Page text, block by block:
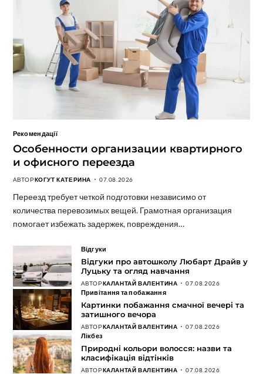
Рекомендації
Особенности организации квартирного
и офисного переезда
АВТОРКОГУТ КАТЕРИНА 07.08.2026
Переезд требует четкой подготовки независимо от
количества перевозимых вещей. Грамотная организация
помогает избежать задержек, повреждения…
Відгуки
Відгуки про автошколу Любарт Драйв у
Луцьку та огляд навчання
АВТОРКАЛАНТАЙ ВАЛЕНТИНА 07.08.2026
Привітання та побажання
Картинки побажання смачної вечері та
затишного вечора
АВТОРКАЛАНТАЙ ВАЛЕНТИНА 07.08.2026
Лікбез
Природні кольори волосся: назви та
класифікація відтінків
АВТОРКАЛАНТАЙ ВАЛЕНТИНА 07.08.2026